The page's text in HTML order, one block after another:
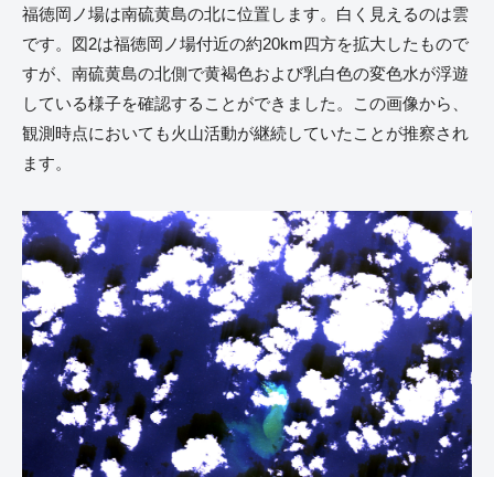
福徳岡ノ場は南硫黄島の北に位置します。白く見えるのは雲
です。図2は福徳岡ノ場付近の約20km四方を拡大したもので
すが、南硫黄島の北側で黄褐色および乳白色の変色水が浮遊
している様子を確認することができました。この画像から、
観測時点においても火山活動が継続していたことが推察され
ます。